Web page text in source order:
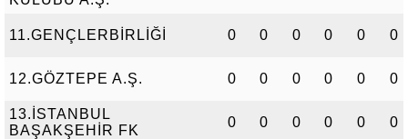
11.GENÇLERBİRLİĞİ 0 0 0 0 0 0
12.GÖZTEPE A.Ş. 0 0 0 0 0 0
13.İSTANBUL
BAŞAKŞEHİR FK
0 0 0 0 0 0